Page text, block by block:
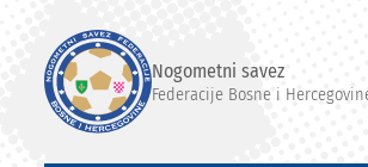
Nogometni savez
Federacije Bosne i